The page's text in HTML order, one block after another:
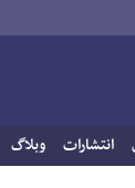
انتشارات وبلاگ